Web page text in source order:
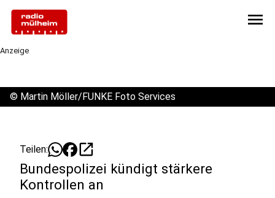
menu
Anzeige
© Martin Möller/FUNKE Foto Services
Teilen: open_in_new
Bundespolizei kündigt stärkere
Kontrollen an